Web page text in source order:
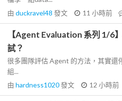
由 duckravel48 發文 11 小時前
【Agent Evaluation 系列 1/6
試？
很多團隊評估 Agent 的方法，其實還
組...
由 hardness1020發文 12 小時前